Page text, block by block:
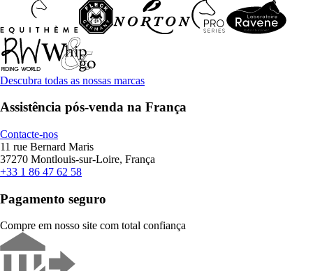
Descubra todas as nossas marcas
Assistência pós-venda na França
Contacte-nos
11 rue Bernard Maris
37270 Montlouis-sur-Loire, França
+33 1 86 47 62 58
Pagamento seguro
Compre em nosso site com total confiança